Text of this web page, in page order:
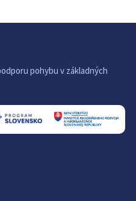
pohybu v základných